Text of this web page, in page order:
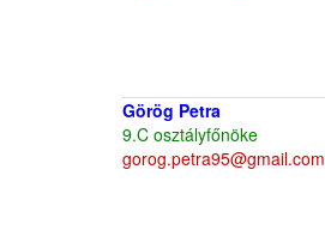
Görög Petra
9.C osztályfőnöke
gorog.petra95@gmail.com